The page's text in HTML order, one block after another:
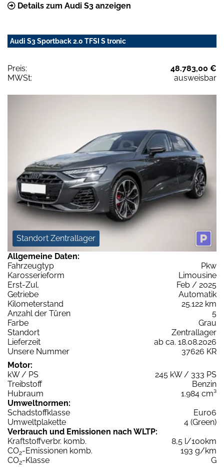
Details zum Audi S3 anzeigen
Audi S3 Sportback 2.0 TFSI S tronic
Preis:
48.783,00 €
MWSt:
ausweisbar
Standort Zentrallager
Allgemeine Daten:
Fahrzeugtyp
Pkw
Karosserieform
Limousine
Erst-Zul.
Feb / 2025
Getriebe
Automatik
Kilometerstand
25.122 km
Anzahl der Türen
5
Farbe
Grau
Standort
Zentrallager
Lieferzeit
ab ca. 18.08.2026
Unsere Nummer
37626 KR
Motor:
kW / PS
245 kW / 333 PS
Treibstoff
Benzin
Hubraum
1.984 cm³
Umweltnormen:
Schadstoffklasse
Euro6
Umweltplakette
4 (Green)
Verbrauch und Emissionen nach WLTP:
Kraftstoffverbr. komb.
8,5 l/100km
CO2-Emissionen komb.
193 g/km
CO2-Klasse
G